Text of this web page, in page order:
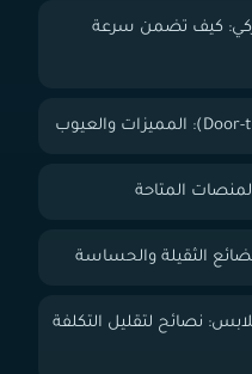
كيف تضمن سرعة
المتاحة
نصائح لتقليل التكلفة